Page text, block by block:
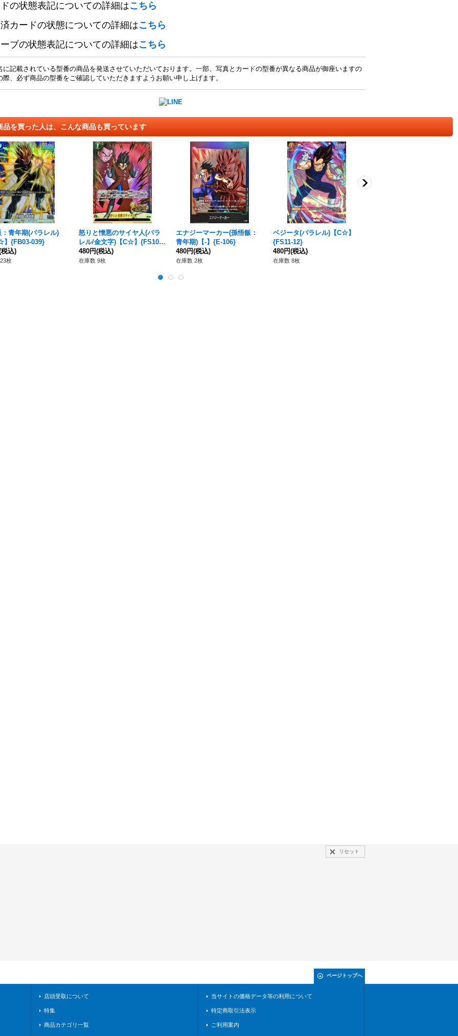
の状態表記についての詳細はこちら
カードの状態についての詳細はこちら
ブの状態表記についての詳細はこちら
記載されている型番の商品を発送させていただいております。一部、写真とカードの型番が異なる商品が御座いますの
際、必ず商品の型番をご確認していただきますようお願い申し上げます。
品を買った人は、こんな商品も買っています
青年期(パラレル)
】{FB03-039}
税込)
枚
怒りと憎悪のサイヤ人(パラ
レル/金文字)【C☆】{FS10-1
7}
480円(税込)
在庫数 9枚
エナジーマーカー(孫悟飯：
青年期)【-】{E-106}
480円(税込)
在庫数 2枚
ベジータ(パラレル)【C☆】
{FS11-12}
480円(税込)
在庫数 8枚
リセット
ページトップへ
店頭受取について
特集
商品カテゴリ一覧
当サイトの価格データ等の利用について
特定商取引法表示
ご利用案内